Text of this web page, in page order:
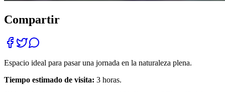
Compartir
Espacio ideal para pasar una jornada en la naturaleza plena.
Tiempo estimado de visita: 3 horas.